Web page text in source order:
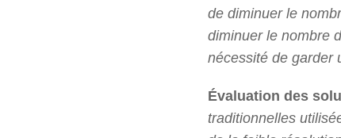
de diminuer le
diminuer le nombre
nécessité de garder
Évaluation des
traditionnelles